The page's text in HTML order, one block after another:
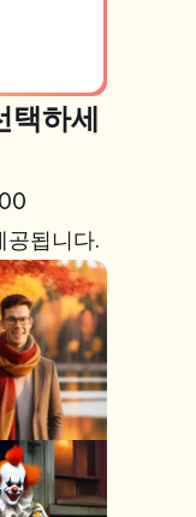
택하세
공됩니다.